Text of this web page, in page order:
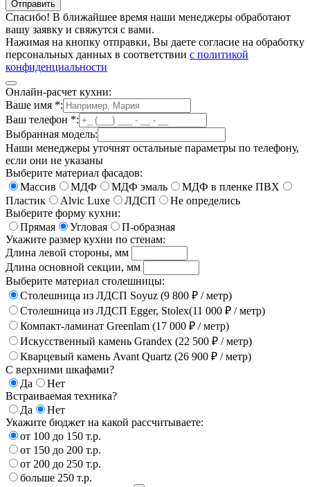
Спасибо! В ближайшее время наши менеджеры обработают
вашу заявку и свяжутся с вами.
Нажимая на кнопку отправки, Вы даете согласие на обработку
персональных данных в соответствии с политикой
конфиденциальности
Онлайн-расчет кухни:
Ваше имя *:
Ваш телефон *:
Выбранная модель:
Наши менеджеры уточнят остальные параметры по телефону,
если они не указаны
Выберите материал фасадов:
Массив
МДФ МДФ эмаль
МДФ в пленке ПВХ
Пластик
Alvic Luxe ЛДСП
Не определись
Выберите форму кухни:
Прямая
Угловая
П-образная
Укажите размер кухни по стенам:
Длина левой стороны, мм
Длина основной секции, мм
Выберите материал столешницы:
Столешница из ЛДСП Soyuz (9 800 ₽ / метр)
Столешница из ЛДСП Egger, Stolex(11 000 ₽ / метр)
Компакт-ламинат Greenlam (17 000 ₽ / метр)
Искусственный камень Grandex (22 500 ₽ / метр)
Кварцевый камень Avant Quartz (26 900 ₽ / метр)
С верхними шкафами?
Да
Нет
Встраиваемая техника?
Да
Нет
Укажите бюджет на какой рассчитываете:
от 100 до 150 т.р.
от 150 до 200 т.р.
от 200 до 250 т.р.
больше 250 т.р.